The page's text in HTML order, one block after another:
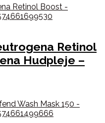
Retinol
Hudpleje –